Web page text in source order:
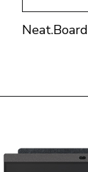
Neat.Board